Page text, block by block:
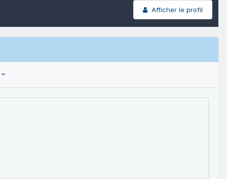
Afficher le profil